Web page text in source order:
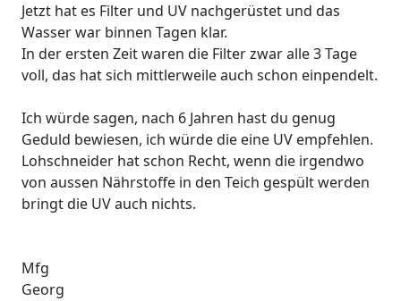
Jetzt hat es Filter und UV nachgerüstet und das
Wasser war binnen Tagen klar.
In der ersten Zeit waren die Filter zwar alle 3 Tage
voll, das hat sich mittlerweile auch schon einpendelt.
Ich würde sagen, nach 6 Jahren hast du genug
Geduld bewiesen, ich würde die eine UV empfehlen.
Lohschneider hat schon Recht, wenn die irgendwo
von aussen Nährstoffe in den Teich gespült werden
bringt die UV auch nichts.
Mfg
Georg